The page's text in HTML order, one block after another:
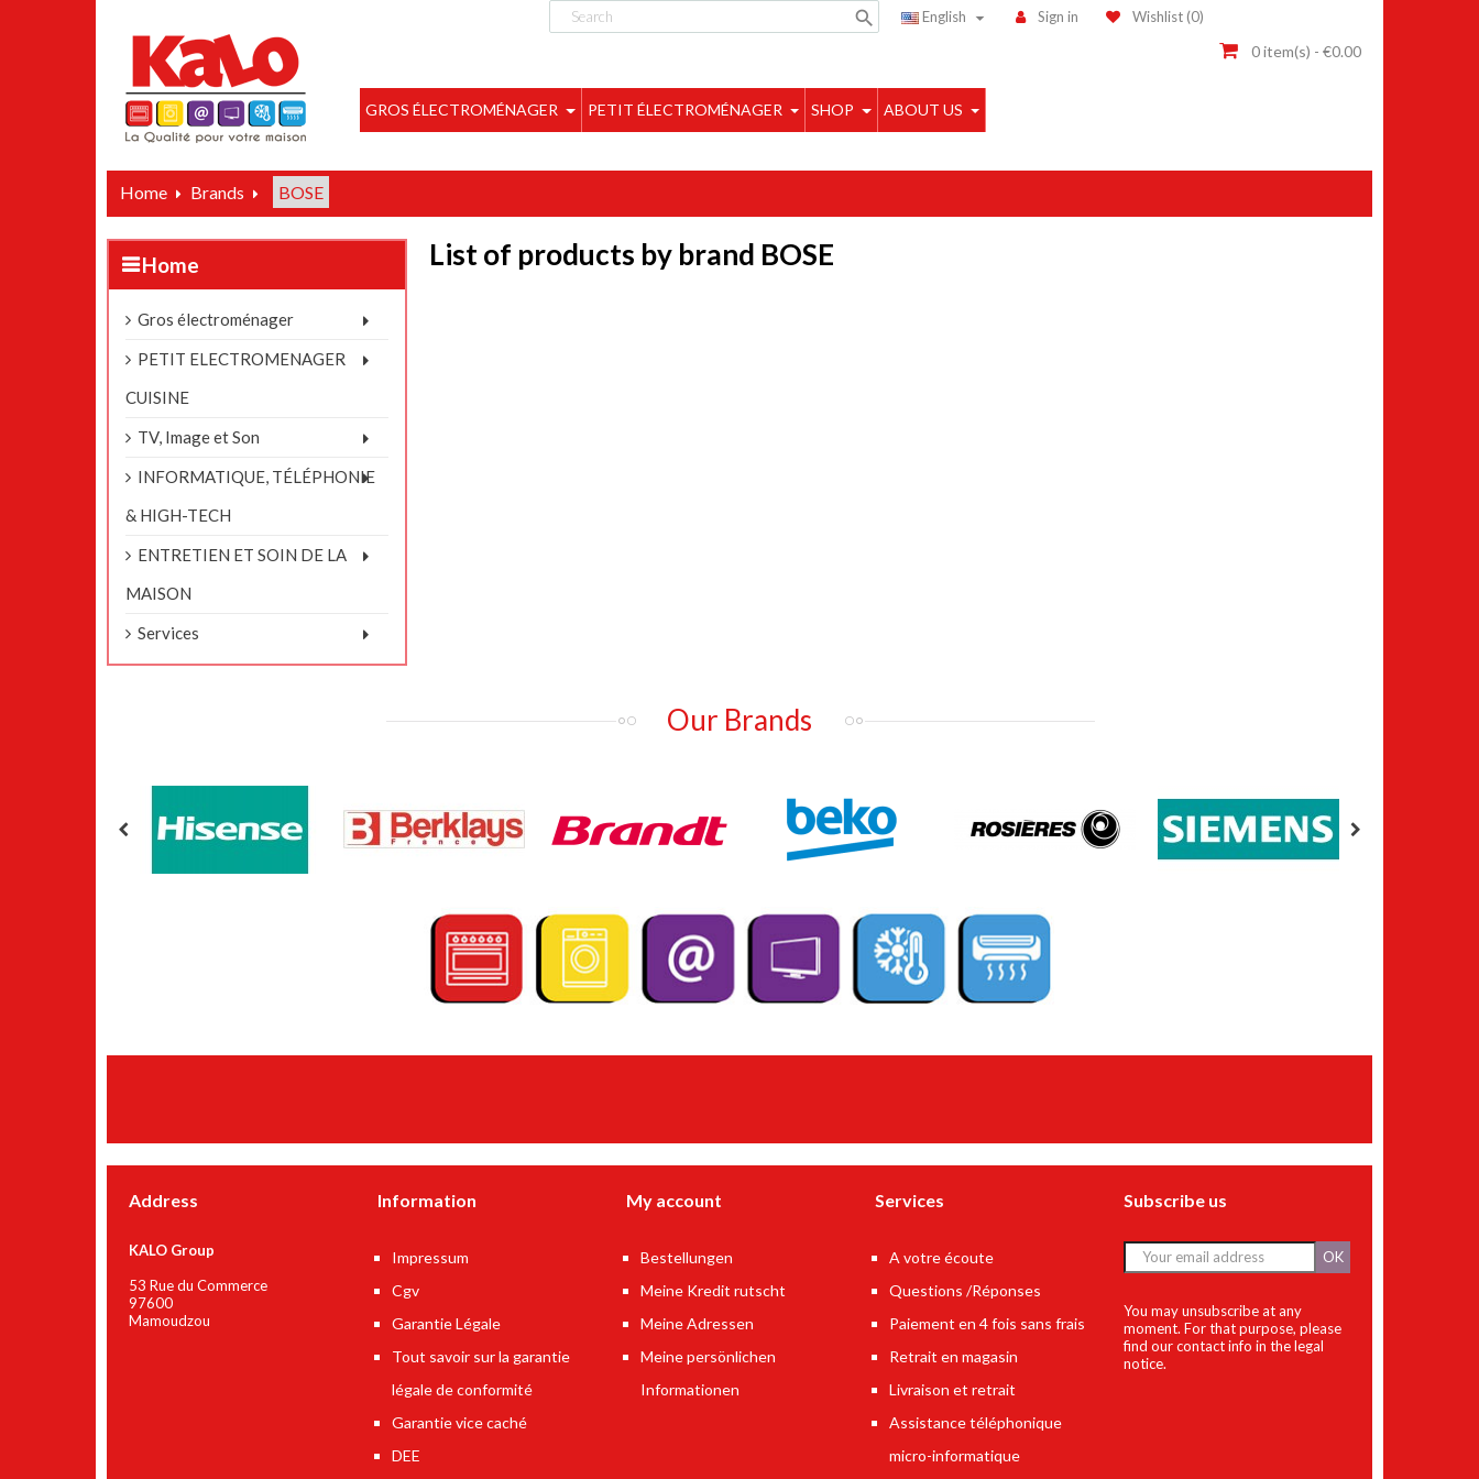
Wishlist (0)
Sign in
English 

GROS ÉLECTROMÉNAGER PETIT ÉLECTROMÉNAGER SHOP ABOUT US
0item(s) - €0.00
Home Brands BOSE
Home
Gros électroménager
PETIT ELECTROMENAGER
CUISINE
TV, Image et Son
INFORMATIQUE, TÉLÉPHONIE
& HIGH-TECH
ENTRETIEN ET SOIN DE LA
MAISON
Services
List of products by brand BOSE
Our Brands
Address
KALO Group
53 Rue du Commerce
97600
Mamoudzou
Information
Impressum
Cgv
Garantie Légale
Tout savoir sur la garantie
légale de conformité
Garantie vice caché
DEE
My account
Bestellungen
Meine Kredit rutscht
Meine Adressen
Meine persönlichen
Informationen
Services
A votre écoute
Questions /Réponses
Paiement en 4 fois sans frais
Retrait en magasin
Livraison et retrait
Assistance téléphonique
micro-informatique
Subscribe us
OK
You may unsubscribe at any
moment. For that purpose, please
find our contact info in the legal
notice.